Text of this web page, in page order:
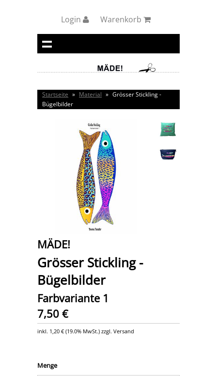
Login Warenkorb
Startseite » Material » Grösser Stickling -
Bügelbilder
MÄDE!
Grösser Stickling -
Bügelbilder
Farbvariante 1
7,50 €
inkl. 1,20 € (19.0% MwSt.) zzgl. Versand
Menge